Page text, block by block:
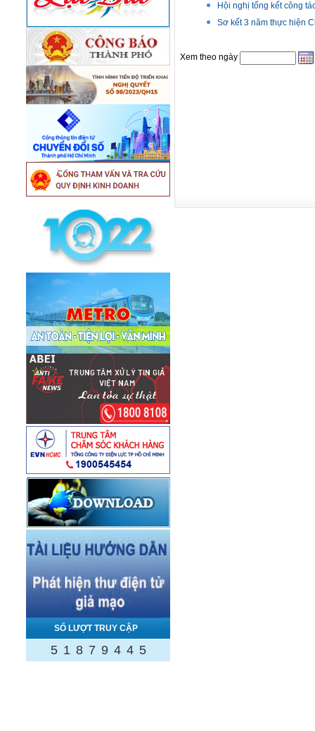
SỐ LƯỢT TRUY CẬP
5 1 8 7 9 4 4 5
Hội nghị tổng kết công
Sơ kết 3 năm thực hiện
Xem theo ngày